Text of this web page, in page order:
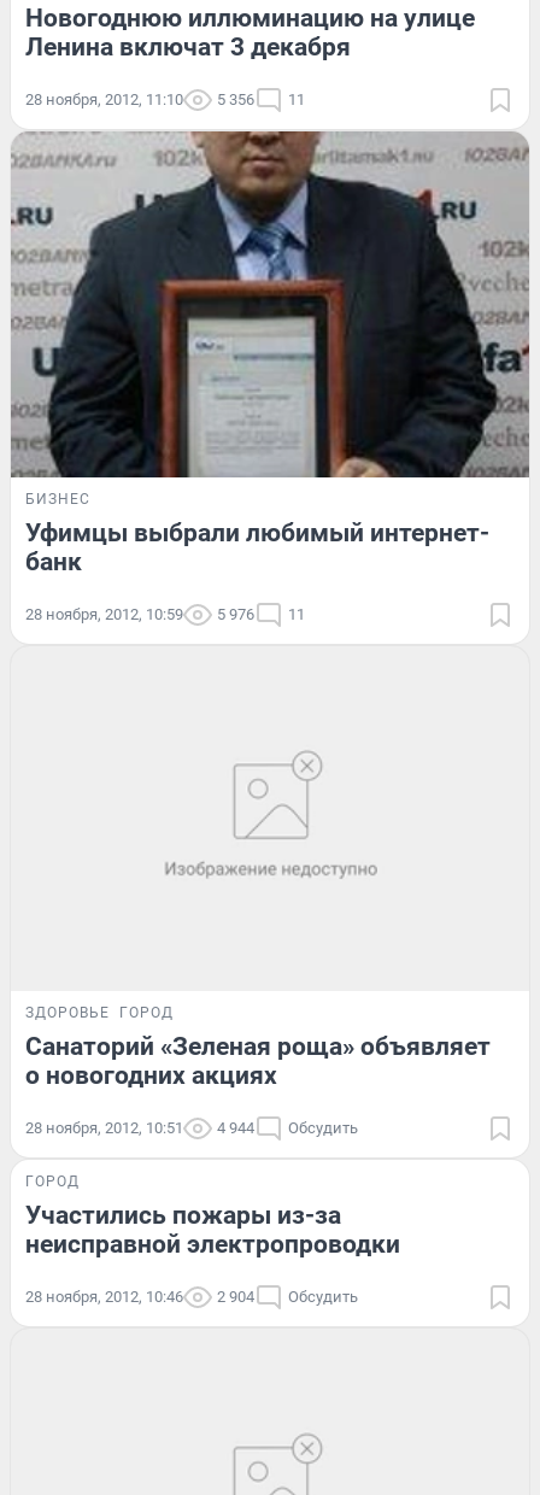
Новогоднюю иллюминацию на улице
Ленина включат 3 декабря
28 ноября, 2012, 11:10 5 356 11
БИЗНЕС
Уфимцы выбрали любимый интернет-
банк
28 ноября, 2012, 10:59 5 976 11
ЗДОРОВЬЕ ГОРОД
Санаторий «Зеленая роща» объявляет
о новогодних акциях
28 ноября, 2012, 10:51 4 944 Обсудить
ГОРОД
Участились пожары из-за
неисправной электропроводки
28 ноября, 2012, 10:46 2 904 Обсудить